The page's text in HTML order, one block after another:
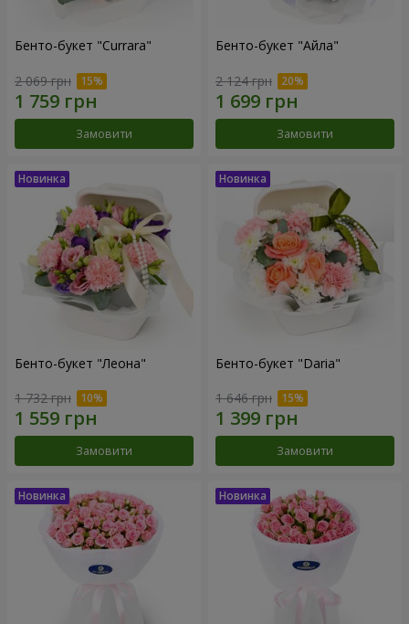
Бенто-букет "Currara"
2 069 грн
Замовити
Бенто-букет "Айла"
2 124 грн
Замовити
Бенто-букет "Леона"
1 732 грн
Замовити
Бенто-букет "Daria"
1 646 грн
Замовити